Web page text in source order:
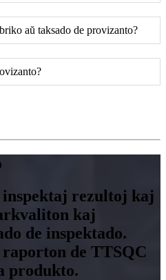
aŭ taksado de provizanto?
rezultoj kaj
kaj
de inspektado.
de TTSQC
produkto.